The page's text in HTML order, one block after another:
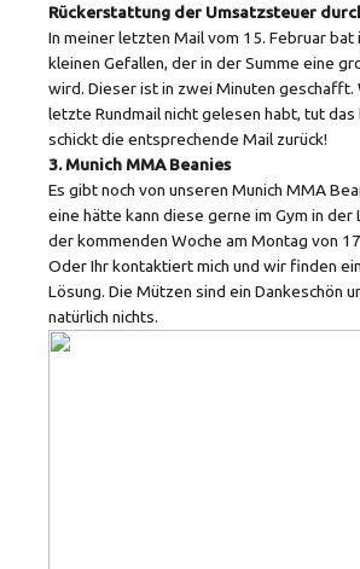
Rückerstattung der Umsatzsteuer
In meiner letzten Mail vom 15. Februar bat
kleinen Gefallen, der in der Summe eine
wird. Dieser ist in zwei Minuten geschafft.
letzte Rundmail nicht gelesen habt, tut das
schickt die entsprechende Mail zurück!
3. Munich MMA Beanies
Es gibt noch von unseren Munich MMA
eine hätte kann diese gerne im Gym in
der kommenden Woche am Montag von
Oder Ihr kontaktiert mich und wir finden
Lösung. Die Mützen sind ein Dankeschön
natürlich nichts.